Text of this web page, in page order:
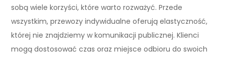
sobą wiele korzyści, które warto rozważyć. Przede
wszystkim, przewozy indywidualne oferują elastyczność,
której nie znajdziemy w komunikacji publicznej. Klienci
mogą dostosować czas oraz miejsce odbioru do swoich